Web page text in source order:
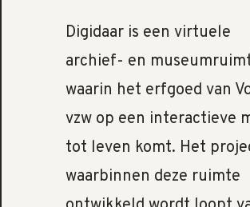
Digidaar is een virtuele
archief- en
waarin het erfgoed van
vzw op een interactieve
tot leven komt. Het
waarbinnen deze ruimte